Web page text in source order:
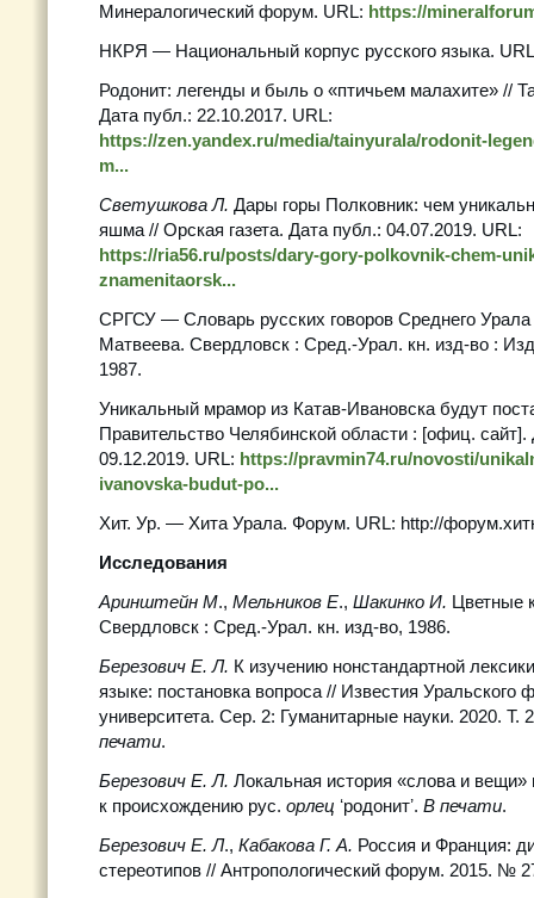
Минералогический форум. URL: https://
НКРЯ — Национальный корпус русского языка.
Родонит: легенды и быль о «птичьем малахите» //
Дата публ.: 22.10.2017. URL:
https://zen.yandex.ru/media/tainyurala/rodonit-
m...
Светушкова Л. Дары горы Полковник: чем
яшма // Орская газета. Дата публ.: 04.07.2019. URL:
https://ria56.ru/posts/dary-gory-polkovnik-chem-
znamenitaorsk...
СРГСУ — Словарь русских говоров Среднего Урала
Матвеева. Свердловск : Сред.-Урал. кн. изд-во :
1987.
Уникальный мрамор из Катав-Ивановска будут
Правительство Челябинской области : [офиц. сайт].
09.12.2019. URL: https://pravmin74.ru/novosti/
ivanovska-budut-po...
Хит. Ур. — Хита Урала. Форум. URL: http://
Исследования
Аринштейн М., Мельников Е., Шакинко И. Цветные
Свердловск : Сред.-Урал. кн. изд-во, 1986.
Березович Е. Л. К изучению нонстандартной
языке: постановка вопроса // Известия Уральского
университета. Сер. 2: Гуманитарные науки. 2020.
печати.
Березович Е. Л. Локальная история «слова и вещи»
к происхождению рус. орлец ʻродонитʼ. В печати.
Березович Е. Л., Кабакова Г. А. Россия и Франция:
стереотипов // Антропологический форум. 2015. №